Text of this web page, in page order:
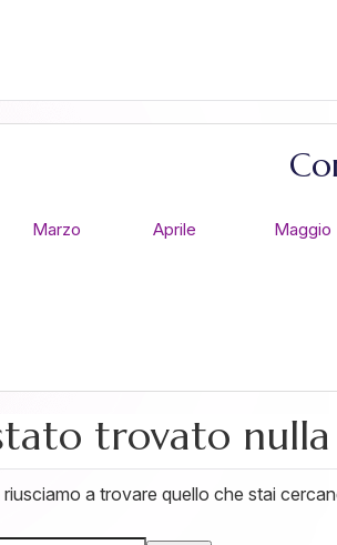
Marzo Aprile Maggio
trovato nulla
a trovare quello che stai